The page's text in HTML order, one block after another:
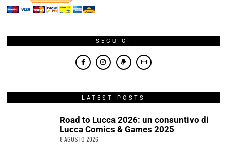
SEGUICI
LATEST POSTS
Road to Lucca 2026: un consuntivo di
Lucca Comics & Games 2025
8 AGOSTO 2026